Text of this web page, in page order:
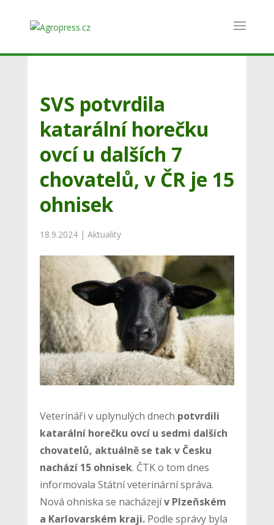
SVS potvrdila
katarální horečku
ovcí u dalších 7
chovatelů, v ČR je 15
ohnisek
18.9.2024| Aktuality
Veterináři v uplynulých dnech potvrdili
katarální horečku ovcí u sedmi dalších
chovatelů, aktuálně se tak v Česku
nachází 15 ohnisek. ČTK o tom dnes
informovala Státní veterinární správa.
Nová ohniska se nacházejív Plzeňském
a Karlovarském kraji.Podle správy byla